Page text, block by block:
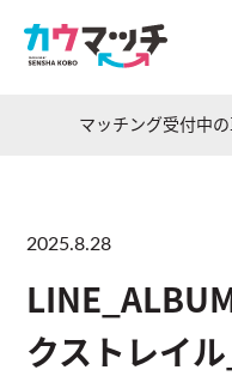
マッチング受付中の
2025.8.28
クストレイ